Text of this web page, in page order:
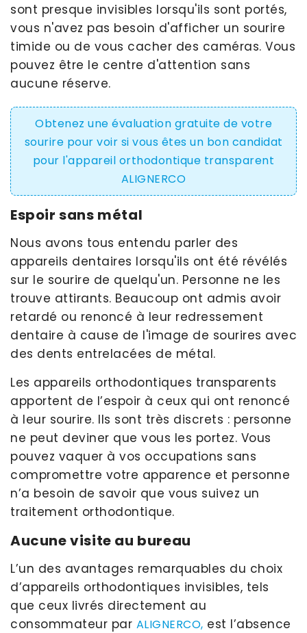
sont presque invisibles lorsqu'ils sont portés,
vous n'avez pas besoin d'afficher un sourire
timide ou de vous cacher des caméras. Vous
pouvez être le centre d'attention sans
aucune réserve.
Obtenez une évaluation gratuite de votre
sourire pour voir si vous êtes un bon candidat
pour l'appareil orthodontique transparent
ALIGNERCO
Espoir sans métal
Nous avons tous entendu parler des
appareils dentaires lorsqu'ils ont été révélés
sur le sourire de quelqu'un. Personne ne les
trouve attirants. Beaucoup ont admis avoir
retardé ou renoncé à leur redressement
dentaire à cause de l'image de sourires avec
des dents entrelacées de métal.
Les appareils orthodontiques transparents
apportent de l’espoir à ceux qui ont renoncé
à leur sourire. Ils sont très discrets : personne
ne peut deviner que vous les portez. Vous
pouvez vaquer à vos occupations sans
compromettre votre apparence et personne
n’a besoin de savoir que vous suivez un
traitement orthodontique.
Aucune visite au bureau
L’un des avantages remarquables du choix
d’appareils orthodontiques invisibles, tels
que ceux livrés directement au
consommateur par ALIGNERCO, est l’absence